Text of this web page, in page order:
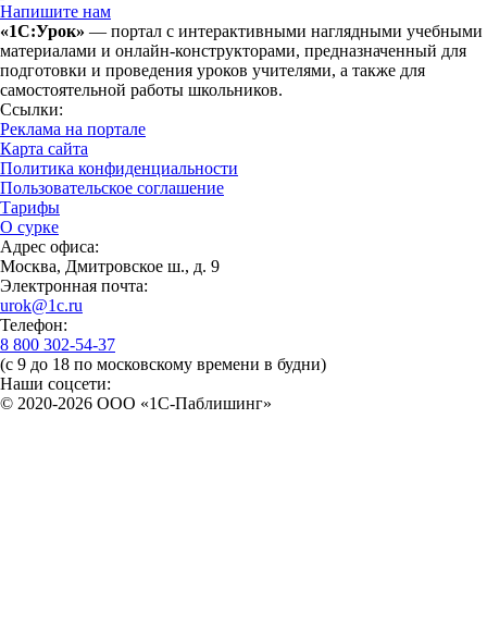
Напишите нам
«1С:Урок» — портал с интерактивными наглядными учебными
материалами и онлайн-конструкторами, предназначенный для
подготовки и проведения уроков учителями, а также для
самостоятельной работы школьников.
Ссылки:
Реклама на портале
Карта сайта
Политика конфиденциальности
Пользовательское соглашение
Тарифы
О сурке
Адрес офиса:
Москва, Дмитровское ш., д. 9
Электронная почта:
urok@1c.ru
Телефон:
8 800 302-54-37
(с 9 до 18 по московскому времени в будни)
Наши соцсети:
© 2020-2026 OOO «1С-Паблишинг»